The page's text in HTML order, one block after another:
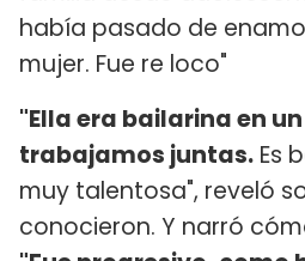
había pasado de
mujer. Fue re loco"
"Ella era bailarina en
trabajamos juntas. Es
muy talentosa", reveló
conocieron. Y narró